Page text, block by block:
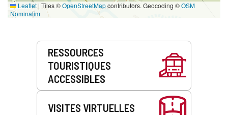
Leaflet | Tiles ©OpenStreetMapcontributors. Geocoding ©OSM
Nominatim
Prestations
RESSOURCES
TOURISTIQUES
ACCESSIBLES
VISITES VIRTUELLES